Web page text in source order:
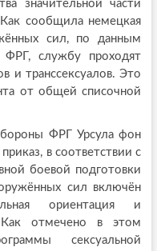
значительной части
сообщила немецкая
сил, по данным
ФРГ, службу проходят
и транссексуалов. Это
от общей списочной
ФРГ Урсула фон
в соответствии с
боевой подготовки
сил включён
ориентация и
Как отмечено в этом
сексуальной